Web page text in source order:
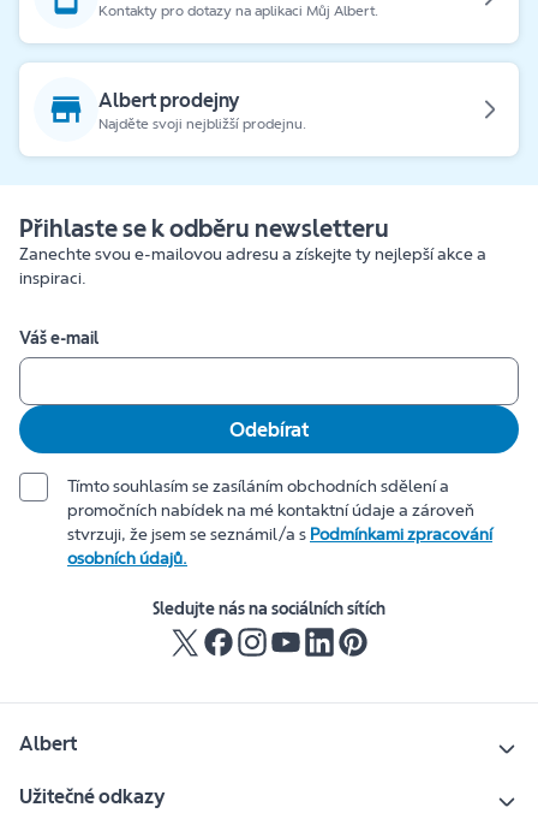
Kontakty pro dotazy na aplikaci Můj Albert.
Albert prodejny
Najděte svoji nejbližší prodejnu.
Přihlaste se k odběru newsletteru
Zanechte svou e-mailovou adresu a získejte ty nejlepší akce a
inspiraci.
Váš e-mail
Odebírat
Tímto souhlasím se zasíláním obchodních sdělení a
promočních nabídek na mé kontaktní údaje a zároveň
stvrzuji, že jsem se seznámil/a s Podmínkami zpracování
osobních údajů.
Sledujte nás na sociálních sítích
Albert
Užitečné odkazy